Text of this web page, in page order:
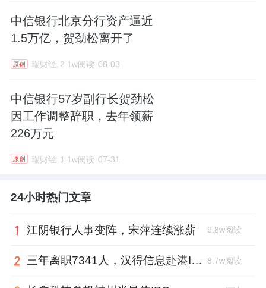
中信银行北京分行资产逼近
1.5万亿，贺劲松离开了
原创 瑞财经 2.1w阅读 08-03
中信银行57岁副行长贺劲松
因工作调整辞职，去年领薪
226万元
原创 瑞财经 1.1w阅读 07-31
24小时热门文章
江阴银行人事变阵，宋萍连续涨薪 9.8w阅读
三年离职7341人，汉得信息赴港IPO前欠缴社保1.55亿元 8.7w阅读